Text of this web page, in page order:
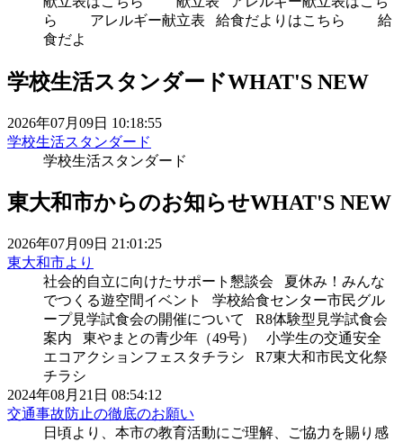
ら アレルギー献立表 給食だよりはこちら 給
食だよ
学校生活スタンダードWHAT'S NEW
2026年07月09日 10:18:55
学校生活スタンダード
学校生活スタンダード
東大和市からのお知らせWHAT'S NEW
2026年07月09日 21:01:25
東大和市より
社会的自立に向けたサポート懇談会 夏休み！みんな
でつくる遊空間イベント 学校給食センター市民グル
ープ見学試食会の開催について R8体験型見学試食会
案内 東やまとの青少年（49号） 小学生の交通安全
エコアクションフェスタチラシ R7東大和市民文化祭
チラシ
2024年08月21日 08:54:12
交通事故防止の徹底のお願い
日頃より、本市の教育活動にご理解、ご協力を賜り感